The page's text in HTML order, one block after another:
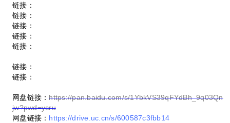
链接：
链接：
链接：
链接：
链接：
链接：
链接：
网盘链接：https://pan.baidu.com/s/1YbkVS39qFYdBh_9q03Qn
jw?pwd=ycru
网盘链接： https://drive.uc.cn/s/600587c3fbb14